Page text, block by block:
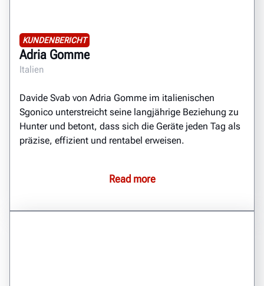
KUNDENBERICHT
Adria Gomme
Italien
Davide Svab von Adria Gomme im italienischen
Sgonico unterstreicht seine langjährige Beziehung zu
Hunter und betont, dass sich die Geräte jeden Tag als
präzise, effizient und rentabel erweisen.
Read more